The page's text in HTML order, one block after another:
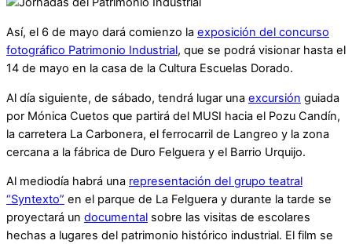
Así, el 6 de mayo dará comienzo la exposición del concurso
fotográfico Patrimonio Industrial, que se podrá visionar hasta el
14 de mayo en la casa de la Cultura Escuelas Dorado.
Al día siguiente, de sábado, tendrá lugar una excursión guiada
por Mónica Cuetos que partirá del MUSI hacia el Pozu Candín,
la carretera La Carbonera, el ferrocarril de Langreo y la zona
cercana a la fábrica de Duro Felguera y el Barrio Urquijo.
Al mediodía habrá una representación del grupo teatral
“Syntexto” en el parque de La Felguera y durante la tarde se
proyectará un documental sobre las visitas de escolares
hechas a lugares del patrimonio histórico industrial. El film se